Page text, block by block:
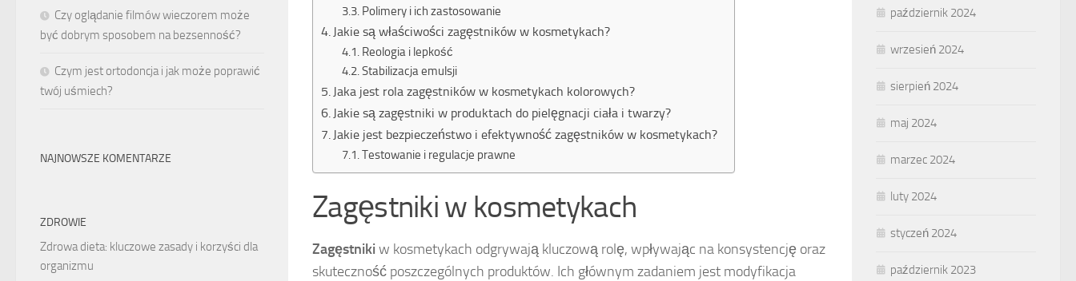
Polimery i ich zastosowanie
Jakie są właściwości zagęstników w kosmetykach?
Reologia i lepkość
Stabilizacja emulsji
Jaka jest rola zagęstników w kosmetykach kolorowych?
Jakie są zagęstniki w produktach do pielęgnacji ciała i twarzy?
Jakie jest bezpieczeństwo i efektywność zagęstników w kosmetykach?
Testowanie i regulacje prawne
Zagęstniki w kosmetykach
Zagęstniki w kosmetykach odgrywają kluczową rolę, wpływając na konsystencję oraz
skuteczność poszczególnych produktów. Ich głównym zadaniem jest modyfikacja
Czy oglądanie filmów wieczorem może
być dobrym sposobem na bezsenność?
Czym jest ortodoncja i jak może poprawić
twój uśmiech?
NAJNOWSZE KOMENTARZE
ZDROWIE
Zdrowa dieta: kluczowe zasady i korzyści dla
organizmu
październik 2024
wrzesień 2024
sierpień 2024
maj 2024
marzec 2024
luty 2024
styczeń 2024
październik 2023